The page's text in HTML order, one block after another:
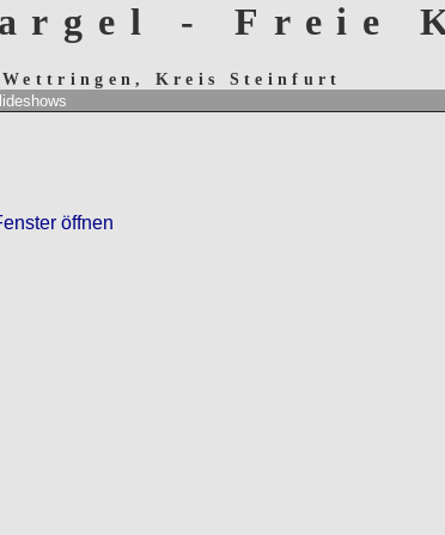
- Freie
Wettringen, Kreis Steinfurt
öffnen